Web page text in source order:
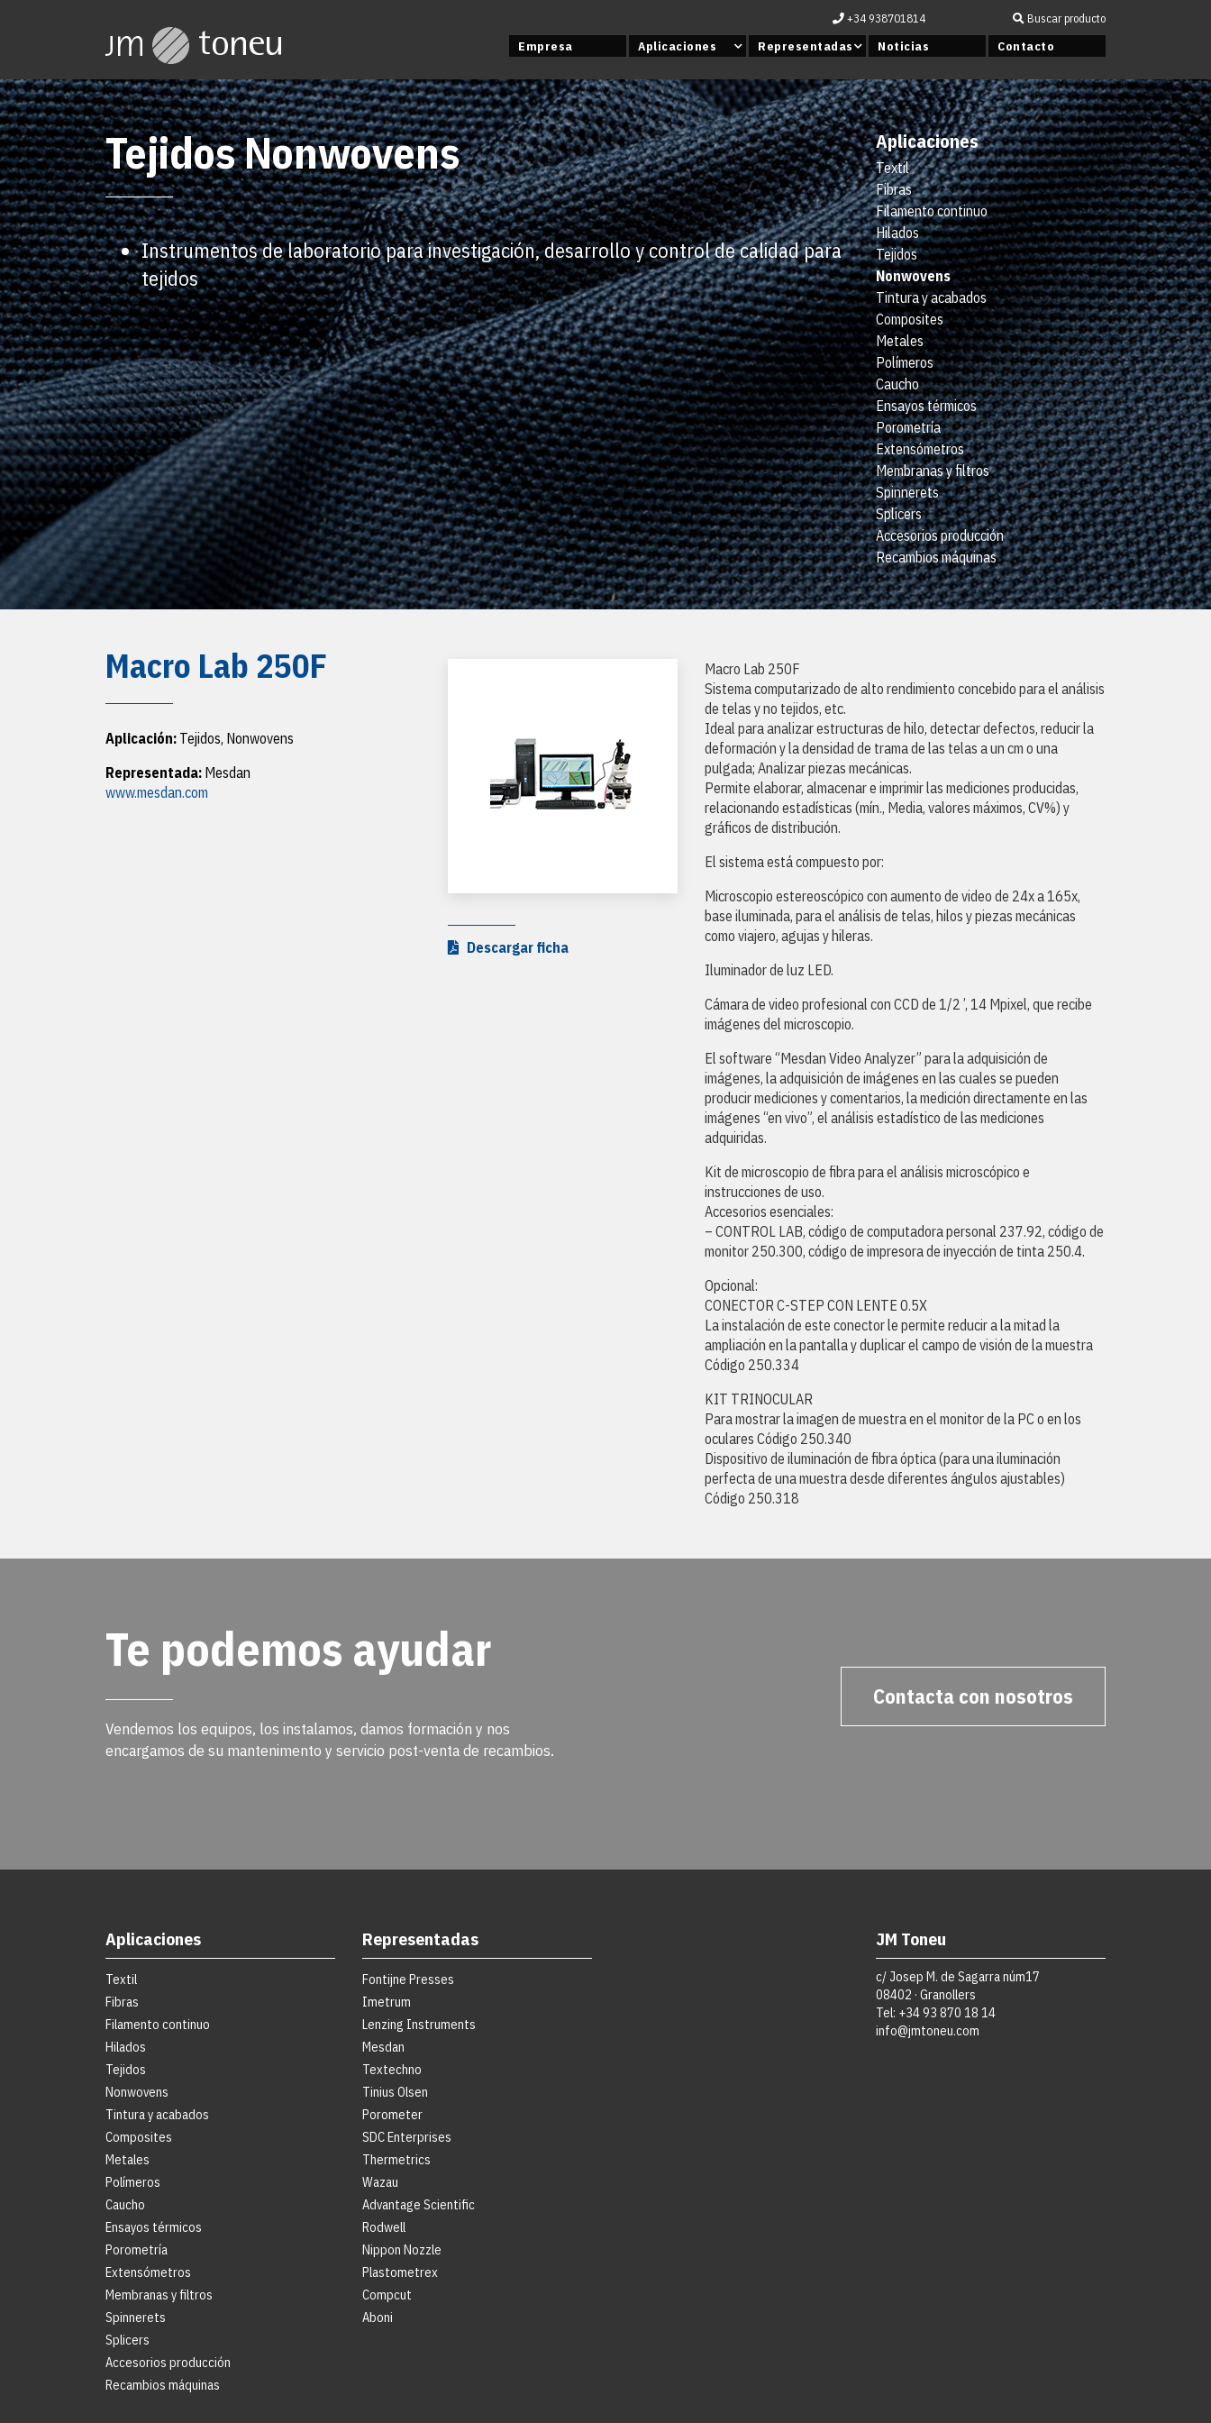
Buscar producto
+34 938701814
Empresa Aplicaciones Representadas Noticias Contacto
Tejidos Nonwovens
Instrumentos de laboratorio para investigación, desarrollo y control de calidad para
tejidos
Aplicaciones
Textil
Fibras
Filamento continuo
Hilados
Tejidos
Nonwovens
Tintura y acabados
Composites
Metales
Polímeros
Caucho
Ensayos térmicos
Porometría
Extensómetros
Membranas y filtros
Spinnerets
Splicers
Accesorios producción
Recambios máquinas
Macro Lab 250F
Aplicación: Tejidos, Nonwovens
Representada: Mesdan
www.mesdan.com
Descargar ficha
Macro Lab 250F
Sistema computarizado de alto rendimiento concebido para el análisis
de telas y no tejidos, etc.
Ideal para analizar estructuras de hilo, detectar defectos, reducir la
deformación y la densidad de trama de las telas a un cm o una
pulgada; Analizar piezas mecánicas.
Permite elaborar, almacenar e imprimir las mediciones producidas,
relacionando estadísticas (mín., Media, valores máximos, CV%) y
gráficos de distribución.
El sistema está compuesto por:
Microscopio estereoscópico con aumento de video de 24x a 165x,
base iluminada, para el análisis de telas, hilos y piezas mecánicas
como viajero, agujas y hileras.
Iluminador de luz LED.
Cámara de video profesional con CCD de 1/2 ’, 14 Mpixel, que recibe
imágenes del microscopio.
El software “Mesdan Video Analyzer” para la adquisición de
imágenes, la adquisición de imágenes en las cuales se pueden
producir mediciones y comentarios, la medición directamente en las
imágenes “en vivo”, el análisis estadístico de las mediciones
adquiridas.
Kit de microscopio de fibra para el análisis microscópico e
instrucciones de uso.
Accesorios esenciales:
– CONTROL LAB, código de computadora personal 237.92, código de
monitor 250.300, código de impresora de inyección de tinta 250.4.
Opcional:
CONECTOR C-STEP CON LENTE 0.5X
La instalación de este conector le permite reducir a la mitad la
ampliación en la pantalla y duplicar el campo de visión de la muestra
Código 250.334
KIT TRINOCULAR
Para mostrar la imagen de muestra en el monitor de la PC o en los
oculares Código 250.340
Dispositivo de iluminación de fibra óptica (para una iluminación
perfecta de una muestra desde diferentes ángulos ajustables)
Código 250.318
Te podemos ayudar
Vendemos los equipos, los instalamos, damos formación y nos
encargamos de su mantenimento y servicio post-venta de recambios.
Contacta con nosotros
Aplicaciones
Textil
Fibras
Filamento continuo
Hilados
Tejidos
Nonwovens
Tintura y acabados
Composites
Metales
Polímeros
Caucho
Ensayos térmicos
Porometría
Extensómetros
Membranas y filtros
Spinnerets
Splicers
Accesorios producción
Recambios máquinas
Representadas
Fontijne Presses
Imetrum
Lenzing Instruments
Mesdan
Textechno
Tinius Olsen
Porometer
SDC Enterprises
Thermetrics
Wazau
Advantage Scientific
Rodwell
Nippon Nozzle
Plastometrex
Compcut
Aboni
JM Toneu
c/ Josep M. de Sagarra núm17
08402 · Granollers
Tel: +34 93 870 18 14
info@jmtoneu.com